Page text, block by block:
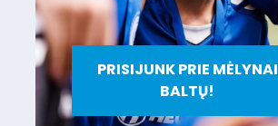
PRISIJUNK PRIE MĖLYNAI
BALTŲ!